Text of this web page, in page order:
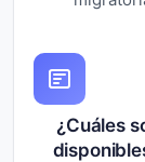
¿Cuáles